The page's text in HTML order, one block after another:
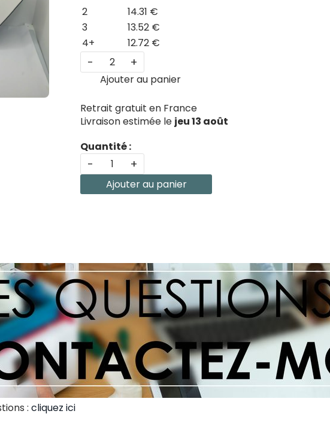
2
14.31 €
3
13.52 €
4+
12.72 €
- +
Ajouter au panier
Retrait gratuit en France
Livraison estimée le jeu 13 août
Quantité :
- +
Ajouter au panier
: cliquez ici